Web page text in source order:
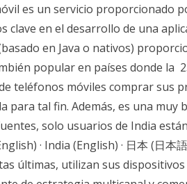
es un servicio proporcionado
clave en el desarrollo de una
en Java o nativos)
popular en países donde la
teléfonos móviles comprar sus
para tal fin. Además, es una muy
solo usuarios de India
· India (English) · 日本 (日本
últimas, utilizan sus